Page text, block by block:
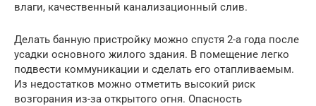
влаги, качественный канализационный слив.
Делать банную пристройку можно спустя 2-а года после
усадки основного жилого здания. В помещение легко
подвести коммуникации и сделать его отапливаемым.
Из недостатков можно отметить высокий риск
возгорания из-за открытого огня. Опасность